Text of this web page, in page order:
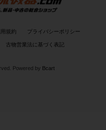
規約 プライバシーポリシー
古物営業法に基づく表記
Powered by Bcart